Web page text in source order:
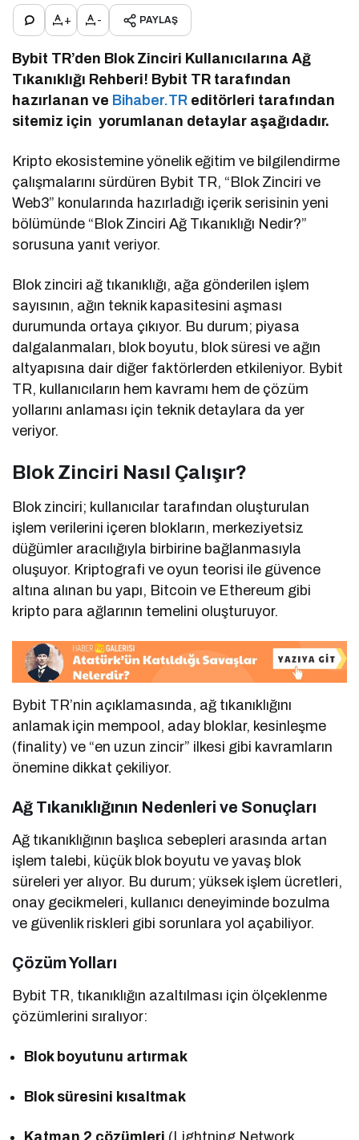
+ - PAYLAŞ
Bybit TR’den Blok Zinciri Kullanıcılarına Ağ
Tıkanıklığı Rehberi! Bybit TR tarafından
hazırlanan ve Bihaber.TR editörleri tarafından
sitemiz için yorumlanan detaylar aşağıdadır.
Kripto ekosistemine yönelik eğitim ve bilgilendirme
çalışmalarını sürdüren Bybit TR, “Blok Zinciri ve
Web3” konularında hazırladığı içerik serisinin yeni
bölümünde “Blok Zinciri Ağ Tıkanıklığı Nedir?”
sorusuna yanıt veriyor.
Blok zinciri ağ tıkanıklığı, ağa gönderilen işlem
sayısının, ağın teknik kapasitesini aşması
durumunda ortaya çıkıyor. Bu durum; piyasa
dalgalanmaları, blok boyutu, blok süresi ve ağın
altyapısına dair diğer faktörlerden etkileniyor. Bybit
TR, kullanıcıların hem kavramı hem de çözüm
yollarını anlaması için teknik detaylara da yer
veriyor.
Blok Zinciri Nasıl Çalışır?
Blok zinciri; kullanıcılar tarafından oluşturulan
işlem verilerini içeren blokların, merkeziyetsiz
düğümler aracılığıyla birbirine bağlanmasıyla
oluşuyor. Kriptografi ve oyun teorisi ile güvence
altına alınan bu yapı, Bitcoin ve Ethereum gibi
kripto para ağlarının temelini oluşturuyor.
Bybit TR’nin açıklamasında, ağ tıkanıklığını
anlamak için mempool, aday bloklar, kesinleşme
(finality) ve “en uzun zincir” ilkesi gibi kavramların
önemine dikkat çekiliyor.
Ağ Tıkanıklığının Nedenleri ve Sonuçları
Ağ tıkanıklığının başlıca sebepleri arasında artan
işlem talebi, küçük blok boyutu ve yavaş blok
süreleri yer alıyor. Bu durum; yüksek işlem ücretleri,
onay gecikmeleri, kullanıcı deneyiminde bozulma
ve güvenlik riskleri gibi sorunlara yol açabiliyor.
Çözüm Yolları
Bybit TR, tıkanıklığın azaltılması için ölçeklenme
çözümlerini sıralıyor:
Blok boyutunu artırmak
Blok süresini kısaltmak
Katman 2 çözümleri (Lightning Network,